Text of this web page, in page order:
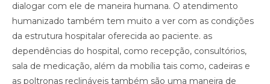
dialogar com ele de maneira humana. O atendimento
humanizado também tem muito a ver com as condições
da estrutura hospitalar oferecida ao paciente. as
dependências do hospital, como recepção, consultórios,
sala de medicação, além da mobília tais como, cadeiras e
as poltronas reclináveis também são uma maneira de